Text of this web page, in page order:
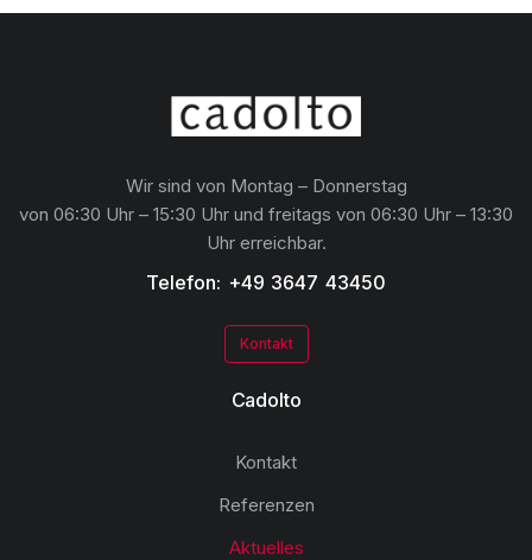
Wir sind von Montag – Donnerstag
von 06:30 Uhr – 15:30 Uhr und freitags von 06:30 Uhr – 13:30
Uhr erreichbar.
Telefon: +49 3647 43450
Kontakt
Cadolto
Kontakt
Referenzen
Aktuelles